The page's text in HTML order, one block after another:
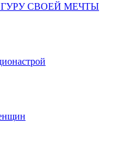
СВОЕЙ МЕЧТЫ